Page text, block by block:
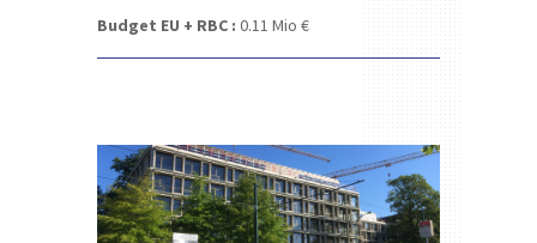
Budget EU + RBC : 0.11 Mio €